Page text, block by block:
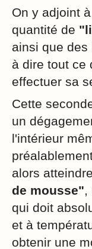
On y adjoint
quantité de
ainsi que
à dire tout ce
effectuer sa
Cette
un
l'intérieur
alors
de mousse",
qui doit
et à
obtenir une